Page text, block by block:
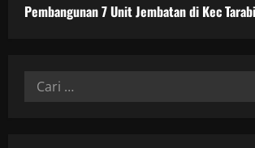
Pembangunan 7 Unit Jembatan di Kec
Cari